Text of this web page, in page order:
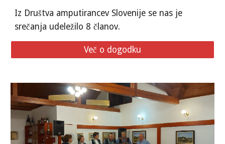
Iz Društva amputirancev Slovenije se nas je
srečanja udeležilo 8 članov.
Več o dogodku